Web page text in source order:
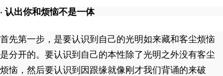
· 认出你和烦恼不是一体
首先第一步，是要认识到自己的光明如来藏和客尘烦恼
是分开的。要认识到自己的本性除了光明之外没有客尘
烦恼，然后要认识到因跟缘就像刚才我们背诵的来破